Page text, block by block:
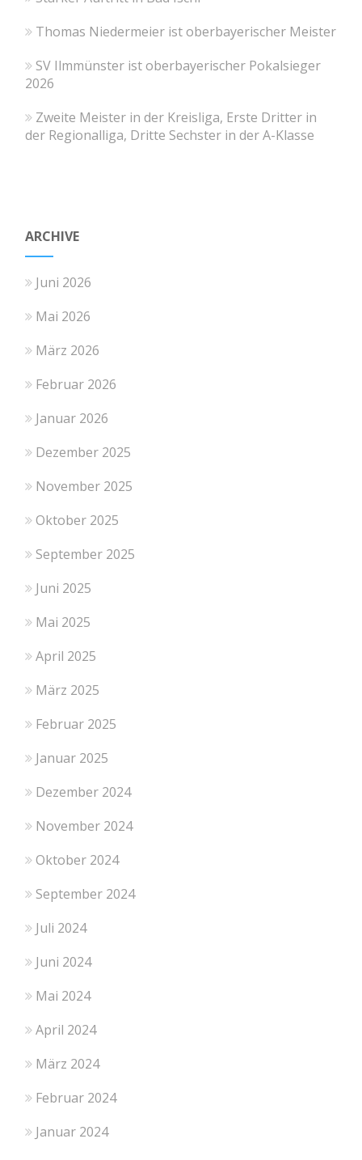
Thomas Niedermeier ist oberbayerischer Meister
SV Ilmmünster ist oberbayerischer Pokalsieger
2026
Zweite Meister in der Kreisliga, Erste Dritter in
der Regionalliga, Dritte Sechster in der A-Klasse
ARCHIVE
Juni 2026
Mai 2026
März 2026
Februar 2026
Januar 2026
Dezember 2025
November 2025
Oktober 2025
September 2025
Juni 2025
Mai 2025
April 2025
März 2025
Februar 2025
Januar 2025
Dezember 2024
November 2024
Oktober 2024
September 2024
Juli 2024
Juni 2024
Mai 2024
April 2024
März 2024
Februar 2024
Januar 2024